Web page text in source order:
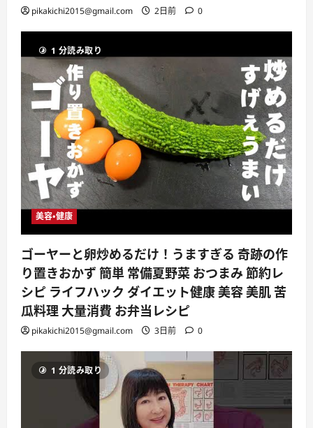
pikakichi2015@gmail.com 2日前 0
1 分読み取り
美容・健康
ゴーヤーと卵炒めるだけ！うますぎる 奇跡の作
り置きおかず 簡単 常備夏野菜 おつまみ 節約レ
シピ ライフハック ダイエット健康 美容 美肌 苦
瓜料理 大量消費 お弁当レシピ
pikakichi2015@gmail.com 3日前 0
1 分読み取り